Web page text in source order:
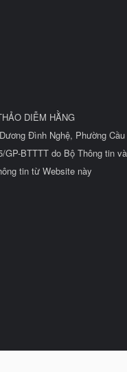
DIỄM HẰNG
Đình Nghệ, Phường
BTTTT do Bộ Thông tin
tin từ Website này